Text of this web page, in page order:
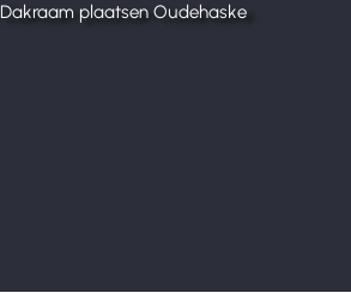
Dakraam plaatsen Oudehaske